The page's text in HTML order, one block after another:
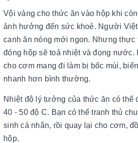
Vội vàng cho thức ăn vào hộp khi
ảnh hưởng đến sức khoẻ. Người
canh ăn nóng mới ngon. Nhưng thực
đóng hộp sẽ toả nhiệt và đọng
cho cơm mang đi làm bị bốc mùi,
nhanh hơn bình thường.
Nhiệt độ lý tưởng của thức ăn có thể
40 - 50 độ C. Bạn có thể tranh thủ
sinh cá nhân, rồi quay lại cho cơm,
hộp.